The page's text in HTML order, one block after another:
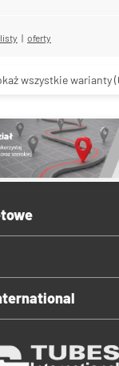
listy | oferty
wszystkie warianty